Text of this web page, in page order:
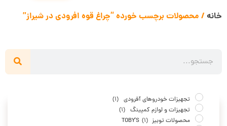
خانه / محصولات برچسب خورده “چراغ قوه افرودی در شیراز”
تجهیزات خودروهای آفرودی (1)
تجهیزات و لوازم کمپینگ (1)
محصولات توبیز TOBY'S (1)